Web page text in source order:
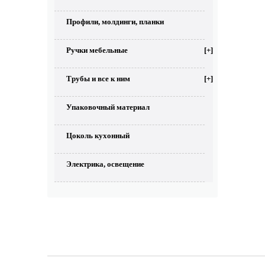
Профили, молдинги, планки
Ручки мебельные [+]
Трубы и все к ним [+]
Упаковочный материал
Цоколь кухонный
Электрика, освещение